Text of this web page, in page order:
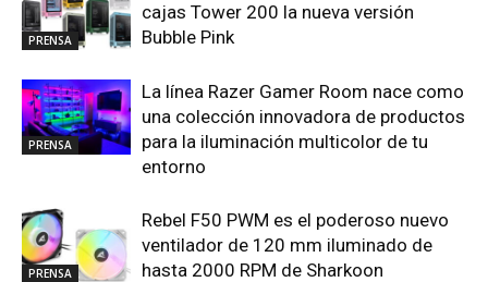
PRENSA
cajas Tower 200 la nueva versión
Bubble Pink
PRENSA
La línea Razer Gamer Room nace como
una colección innovadora de productos
para la iluminación multicolor de tu
entorno
PRENSA
Rebel F50 PWM es el poderoso nuevo
ventilador de 120 mm iluminado de
hasta 2000 RPM de Sharkoon